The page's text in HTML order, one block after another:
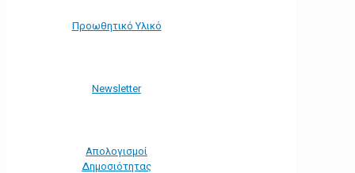
Προωθητικό Υλικό
Νewsletter
Απολογισμοί
Δημοσιότητας